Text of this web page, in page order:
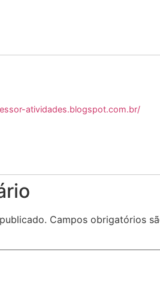
atividades.blogspot.com.br/
Campos obrigatórios